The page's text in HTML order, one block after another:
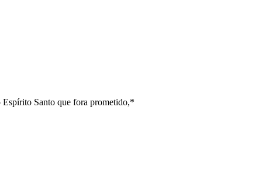
Espírito Santo que fora prometido,*